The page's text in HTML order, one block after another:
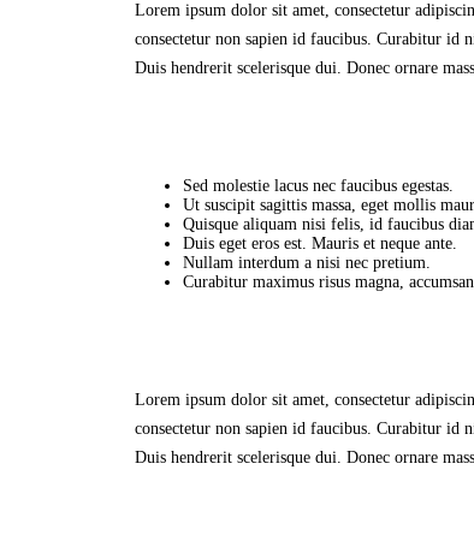
Lorem ipsum dolor sit amet, consectetur
consectetur non sapien id faucibus. Curabitur id
Duis hendrerit scelerisque dui. Donec ornare
Sed molestie lacus nec faucibus egestas.
Ut suscipit sagittis massa, eget mollis
Quisque aliquam nisi felis, id faucibus
Duis eget eros est. Mauris et neque ante.
Nullam interdum a nisi nec pretium.
Curabitur maximus risus magna,
Lorem ipsum dolor sit amet, consectetur
consectetur non sapien id faucibus. Curabitur id
Duis hendrerit scelerisque dui. Donec ornare